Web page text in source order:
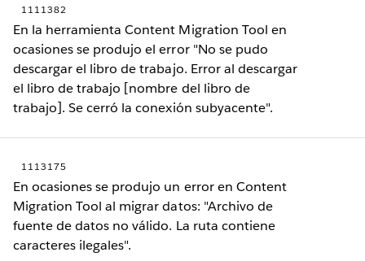
1111382
En la herramienta Content Migration Tool en
ocasiones se produjo el error "No se pudo
descargar el libro de trabajo. Error al descargar
el libro de trabajo [nombre del libro de
trabajo]. Se cerró la conexión subyacente".
1113175
En ocasiones se produjo un error en Content
Migration Tool al migrar datos: "Archivo de
fuente de datos no válido. La ruta contiene
caracteres ilegales".